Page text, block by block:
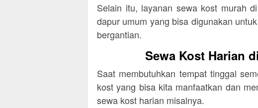
Selain itu, layanan sewa kost murah
dapur umum yang bisa digunakan
bergantian.
Sewa Kost Harian
Saat membutuhkan tempat tinggal
kost yang bisa kita manfaatkan dan
sewa kost harian misalnya.